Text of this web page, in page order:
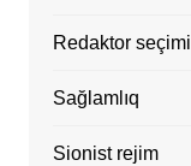
Redaktor seçimi
Sağlamlıq
Sionist rejim